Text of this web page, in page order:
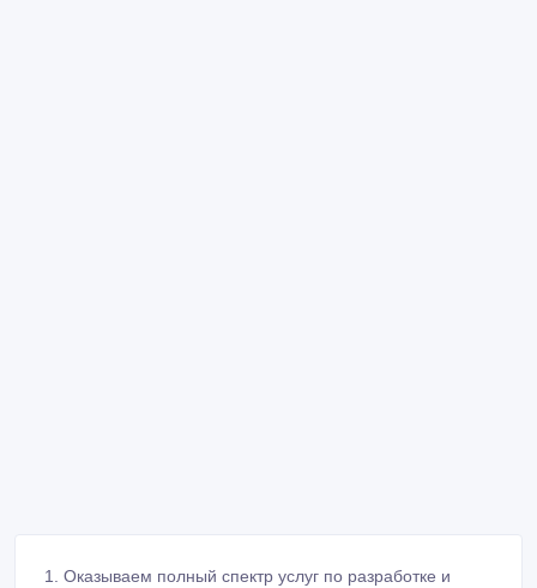
1. Оказываем полный спектр услуг по разработке и